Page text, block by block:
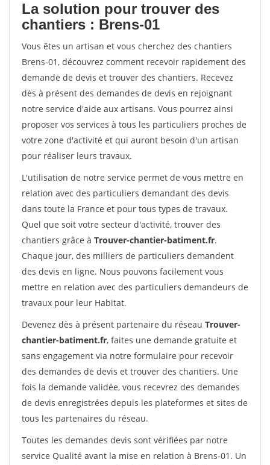
La solution pour trouver des
chantiers : Brens-01
Vous êtes un artisan et vous cherchez des chantiers
Brens-01, découvrez comment recevoir rapidement des
demande de devis et trouver des chantiers. Recevez
dès à présent des demandes de devis en rejoignant
notre service d'aide aux artisans. Vous pourrez ainsi
proposer vos services à tous les particuliers proches de
votre zone d'activité et qui auront besoin d'un artisan
pour réaliser leurs travaux.
L'utilisation de notre service permet de vous mettre en
relation avec des particuliers demandant des devis
dans toute la France et pour tous types de travaux.
Quel que soit votre secteur d'activité, trouver des
chantiers grâce à Trouver-chantier-batiment.fr.
Chaque jour, des milliers de particuliers demandent
des devis en ligne. Nous pouvons facilement vous
mettre en relation avec des particuliers demandeurs de
travaux pour leur Habitat.
Devenez dès à présent partenaire du réseau Trouver-
chantier-batiment.fr, faites une demande gratuite et
sans engagement via notre formulaire pour recevoir
des demandes de devis et trouver des chantiers. Une
fois la demande validée, vous recevrez des demandes
de devis enregistrées depuis les plateformes et sites de
tous les partenaires du réseau.
Toutes les demandes devis sont vérifiées par notre
service Qualité avant la mise en relation à Brens-01. Un